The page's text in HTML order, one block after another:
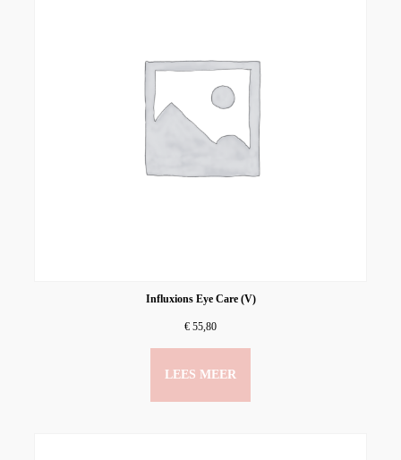
Influxions Eye Care (V)
€ 55,80
LEES MEER